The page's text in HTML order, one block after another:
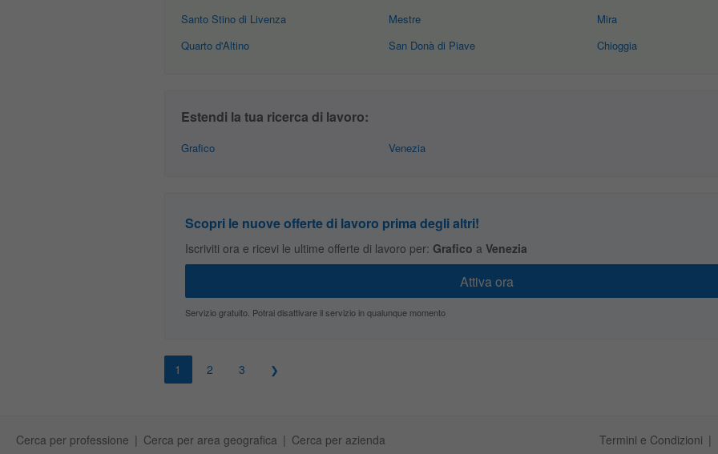
Santo Stino di Livenza
Quarto d'Altino
Mestre
San Donà di Piave
Mira
Chioggia
Estendi la tua ricerca di lavoro:
Grafico Venezia
Scopri le nuove offerte di lavoro prima degli altri!
Iscriviti ora e ricevi le ultime offerte di lavoro per: Grafico a Venezia
Servizio gratuito. Potrai disattivare il servizio in qualunque momento
1 2 3
Cerca per professione Cerca per area geografica Cerca per azienda Termini e Condizioni